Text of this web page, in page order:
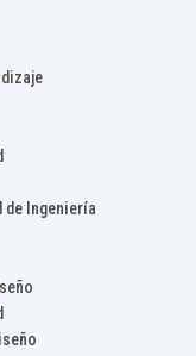
de Ingeniería